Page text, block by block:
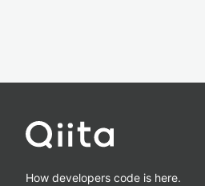
How developers code is here.